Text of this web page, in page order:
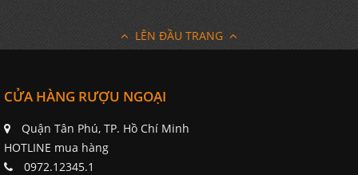
LÊN ĐẦU TRANG
CỬA HÀNG RƯỢU NGOẠI
Quận Tân Phú, TP. Hồ Chí Minh
HOTLINE mua hàng
0972.12345.1